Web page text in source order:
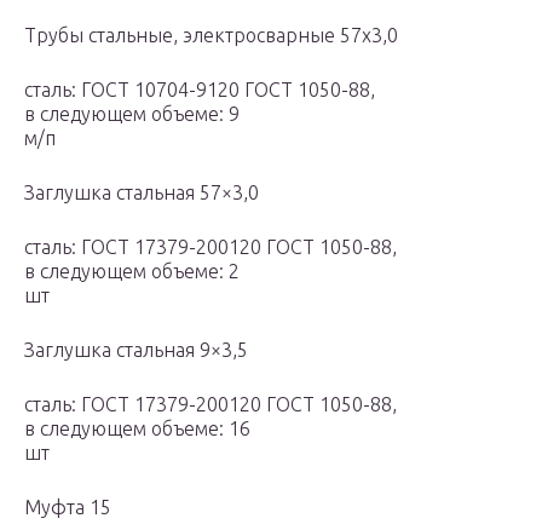
Трубы стальные, электросварные 57х3,0
сталь: ГОСТ 10704-9120 ГОСТ 1050-88,
в следующем объеме: 9
м/п
Заглушка стальная 57×3,0
сталь: ГОСТ 17379-200120 ГОСТ 1050-88,
в следующем объеме: 2
шт
Заглушка стальная 9×3,5
сталь: ГОСТ 17379-200120 ГОСТ 1050-88,
в следующем объеме: 16
шт
Муфта 15